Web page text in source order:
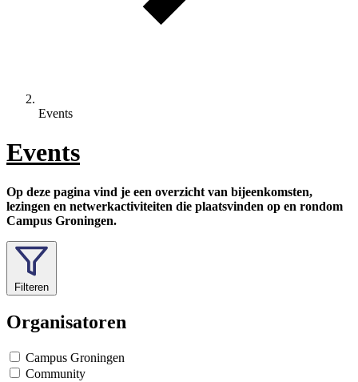
Events
Events
Op deze pagina vind je een overzicht van bijeenkomsten,
lezingen en netwerkactiviteiten die plaatsvinden op en rondom
Campus Groningen.
Filteren
Organisatoren
Campus Groningen
Community